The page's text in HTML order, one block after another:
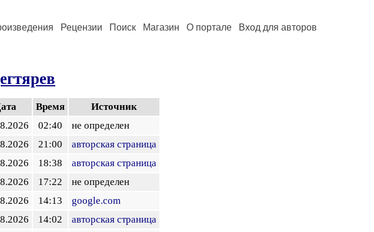
Рецензии Поиск Магазин О портале Вход для авторов
Время
Источник
02:40
не определен
21:00
авторская страница
18:38
авторская страница
17:22
не определен
14:13
google.com
14:02
авторская страница